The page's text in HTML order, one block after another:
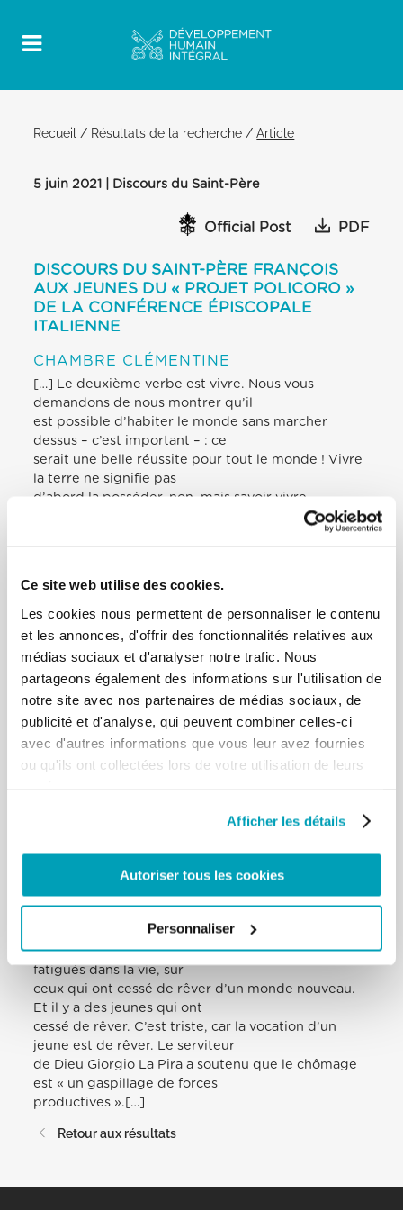
Ce site web utilise des cookies.
Les cookies nous permettent de personnaliser le contenu
et les annonces, d'offrir des fonctionnalités relatives aux
médias sociaux et d'analyser notre trafic. Nous
partageons également des informations sur l'utilisation de
notre site avec nos partenaires de médias sociaux, de
publicité et d'analyse, qui peuvent combiner celles-ci
avec d'autres informations que vous leur avez fournies
ou qu'ils ont collectées lors de votre utilisation de leurs
Afficher les détails
Autoriser tous les cookies
Personnaliser
Recueil / Résultats de la recherche /Article
5 juin 2021 | Discours du Saint-Père
Official Post PDF
DISCOURS DU SAINT-PÈRE FRANÇOIS
AUX JEUNES DU « PROJET POLICORO »
DE LA CONFÉRENCE ÉPISCOPALE
ITALIENNE
CHAMBRE CLÉMENTINE
[…] Le deuxième verbe est vivre. Nous vous
demandons de nous montrer qu’il
est possible d’habiter le monde sans marcher
dessus – c’est important – : ce
serait une belle réussite pour tout le monde ! Vivre
la terre ne signifie pas
d’abord la posséder, non, mais savoir vivre
avec Dieu, relations avec les frères, relations avec la
exhorte à aimer les
territoires dans lesquels Dieu vous a placé, en
évitant la tentation de fuir
devenir des laboratoires de
fraternité. Les expériences d’inclusion surgissent
souvent des périphéries : « en
fait, on peut apprendre quelque chose de tout le
monde, personne n’est inutile,
personne n’est superflu » (Encyclique Lett. Fratelli
pouvons devenir signe de sa
miséricorde si nous savons nous pencher sur la
pauvreté de notre temps : les
Neet, ceux qui souffrent de
dépression, ceux qui sont démotivés , ceux qui sont
fatigués dans la vie, sur
ceux qui ont cessé de rêver d’un monde nouveau.
Et il y a des jeunes qui ont
cessé de rêver. C’est triste, car la vocation d’un
jeune est de rêver. Le serviteur
de Dieu Giorgio La Pira a soutenu que le chômage
est « un gaspillage de forces
productives ».[…]
Retour aux résultats